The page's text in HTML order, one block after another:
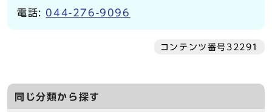
電話: 044-276-9096
コンテンツ番号32291
同じ分類から探す